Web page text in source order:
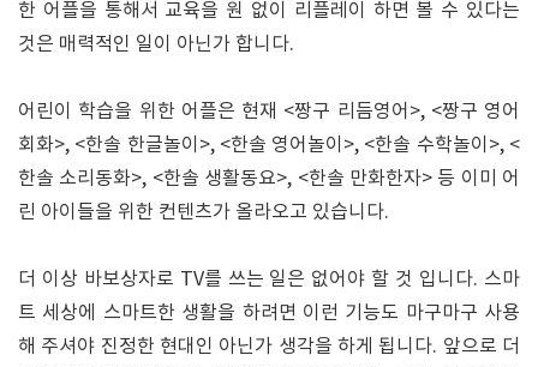
한 어플을 통해서 교육을 원 없이 리플레이 하면 볼 수 있다는
것은 매력적인 일이 아닌가 합니다.
어린이 학습을 위한 어플은 현재 <짱구 리듬영어>, <짱구 영어
회화>, <한솔 한글놀이>, <한솔 영어놀이>, <한솔 수학놀이>, <
한솔 소리동화>, <한솔 생활동요>, <한솔 만화한자> 등 이미 어
린 아이들을 위한 컨텐츠가 올라오고 있습니다.
더 이상 바보상자로 TV를 쓰는 일은 없어야 할 것 입니다. 스마
트 세상에 스마트한 생활을 하려면 이런 기능도 마구마구 사용
해 주셔야 진정한 현대인 아닌가 생각을 하게 됩니다. 앞으로 더